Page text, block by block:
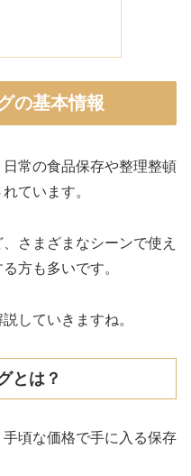
の基本情報
常の食品保存や整理整頓
ています。
さまざまなシーンで使え
方も多いです。
していきますね。
とは？
頃な価格で手に入る保存